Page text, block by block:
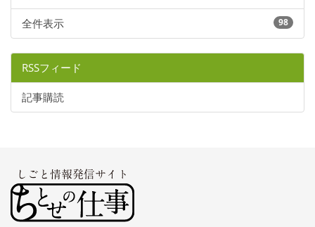
全件表示 98
RSSフィード
記事購読